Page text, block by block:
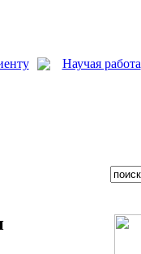
Научая работа